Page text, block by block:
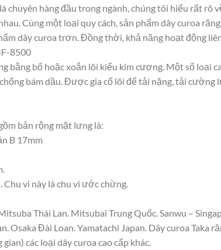
hàng đầu trong ngành, chúng tôi hiểu rất rõ
Cùng một loại quy cách, sản phẩm dây curoa
dây curoa trơn. Đồng thời, khả năng hoạt động
8500
bằng bố hoặc xoắn lõi kiểu kim cương. Một số loại
bám dầu. Được gia cố lõi để tải nặng, tải
bản rộng mặt lưng là:
B 17mm
vi này là chu vi ước chừng.
Thái Lan. Mitsubai Trung Quốc. Sanwu –
Osaka Đài Loan. Yamatachi Japan. Dây curoa Taka
các loại dây curoa cao cấp khác.